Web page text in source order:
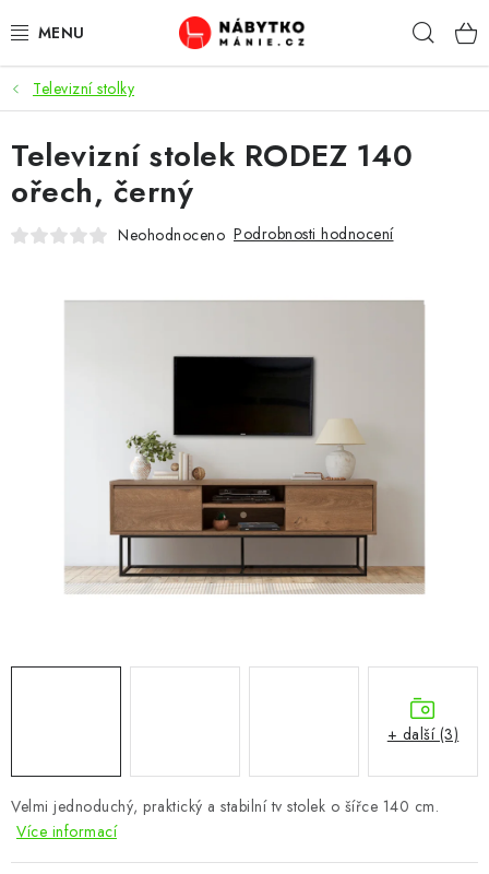
na
OBÝVACÍ POKOJ
KUCHYŇ A JÍDELNA
LOŽNICE
CHOVATELSKÉ POTŘEBY
OSTATNÍ
VÝPRODEJ
Vše o nákupu
Televizní stolky
Velmi jednoduchý, praktický a stabilní tv stolek o šířce 140 cm.
Více informací
Televizní stolek RODEZ 140
ořech, černý
Neohodnoceno Podrobnosti hodnocení
+ další (3)